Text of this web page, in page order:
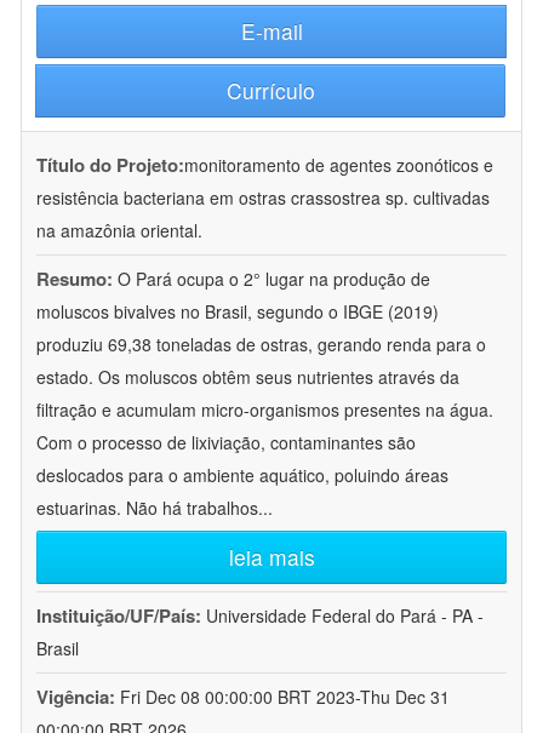
E-mail
Currículo
Título do Projeto:monitoramento de agentes zoonóticos e
resistência bacteriana em ostras crassostrea sp. cultivadas
na amazônia oriental.
Resumo: O Pará ocupa o 2° lugar na produção de
moluscos bivalves no Brasil, segundo o IBGE (2019)
produziu 69,38 toneladas de ostras, gerando renda para o
estado. Os moluscos obtêm seus nutrientes através da
filtração e acumulam micro-organismos presentes na água.
Com o processo de lixiviação, contaminantes são
deslocados para o ambiente aquático, poluindo áreas
estuarinas. Não há trabalhos...
leia mais
Instituição/UF/País: Universidade Federal do Pará - PA -
Brasil
Vigência: Fri Dec 08 00:00:00 BRT 2023-Thu Dec 31